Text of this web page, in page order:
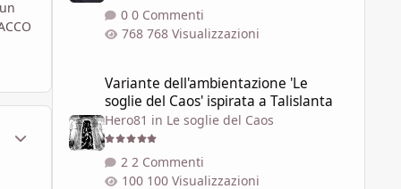
Statistiche Autore
0 Commenti
768 Visualizzazioni
Variante dell'ambientazione 'Le
soglie del Caos' ispirata a Talislanta
Hero81 in Le soglie del Caos
2 Commenti
100 Visualizzazioni